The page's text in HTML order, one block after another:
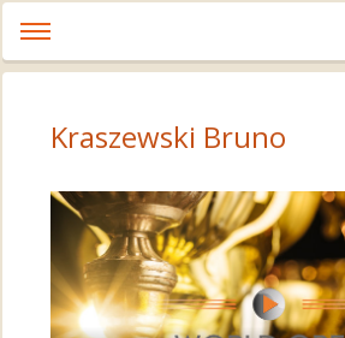
Kraszewski Bruno